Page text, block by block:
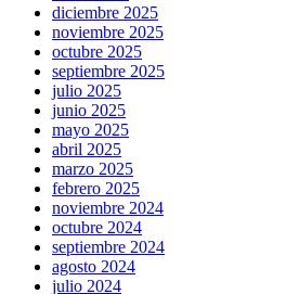
diciembre 2025
noviembre 2025
octubre 2025
septiembre 2025
julio 2025
junio 2025
mayo 2025
abril 2025
marzo 2025
febrero 2025
noviembre 2024
octubre 2024
septiembre 2024
agosto 2024
julio 2024